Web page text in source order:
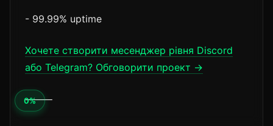
- 99.99% uptime
Хочете створити месенджер рівня Discord
або Telegram? Обговорити проект →
⸻